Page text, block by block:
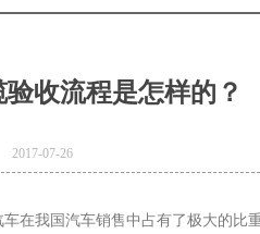
收流程是怎样的？
2017-07-26
在我国汽车销售中占有了极大的比